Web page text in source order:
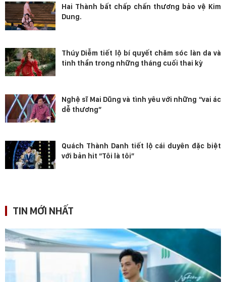
Hai Thành bất chấp chấn thương bảo vệ Kim
Dung.
Thúy Diễm tiết lộ bí quyết chăm sóc làn da và
tinh thần trong những tháng cuối thai kỳ
Nghệ sĩ Mai Dũng và tình yêu với những “vai ác
dễ thương”
Quách Thành Danh tiết lộ cái duyên đặc biệt
với bản hit “Tôi là tôi”
TIN MỚI NHẤT